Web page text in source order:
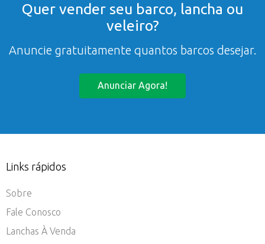
Quer vender seu barco, lancha ou
veleiro?
Anuncie gratuitamente quantos barcos desejar.
Anunciar Agora!
Links rápidos
Sobre
Fale Conosco
Lanchas À Venda